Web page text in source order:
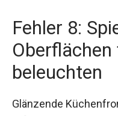
Fehler 8:
beleuchten
Glänzende